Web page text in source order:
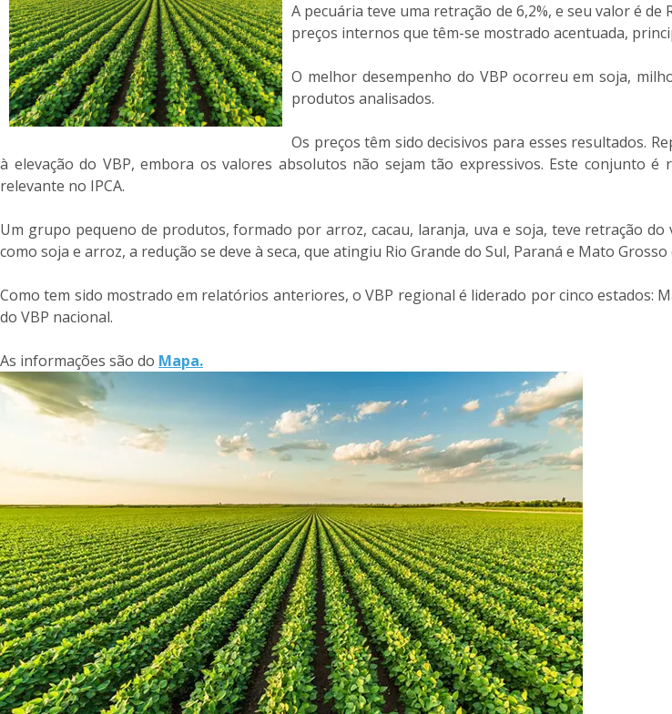
A pecuária teve uma retração de 6,2%, e seu valor é
preços internos que têm-se mostrado acentuada,
O melhor desempenho do VBP ocorreu em soja,
produtos analisados.
Os preços têm sido decisivos para esses resultados.
à elevação do VBP, embora os valores absolutos não sejam tão expressivos. Este conjunto
relevante no IPCA.
Um grupo pequeno de produtos, formado por arroz, cacau, laranja, uva e soja, teve retração
como soja e arroz, a redução se deve à seca, que atingiu Rio Grande do Sul, Paraná e Mato Grosso
Como tem sido mostrado em relatórios anteriores, o VBP regional é liderado por cinco estados:
do VBP nacional.
As informações são do Mapa.